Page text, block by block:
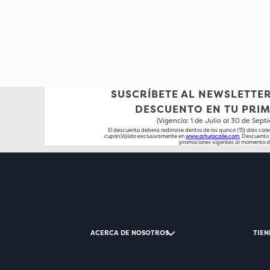
SUSCRÍBETE AL
DESCUENTO EN TU
(Vigencia: 1 de Julio al 30 de
El descuento deberá redimirse dentro de los quince (15) días
cupón.Válido exclusivamente enwww.arturocalle.com.
promociones vigentes al momento
ACERCA DE NOSOTROS